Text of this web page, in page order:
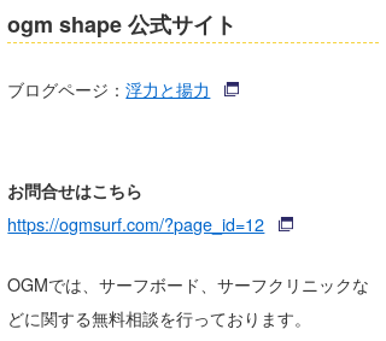
ogm shape 公式サイト
ブログページ：浮力と揚力
お問合せはこちら
https://ogmsurf.com/?page_id=12
OGMでは、サーフボード、サーフクリニックな
どに関する無料相談を行っております。